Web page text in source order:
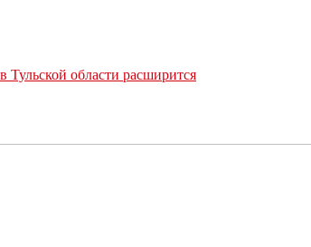
Тульской области расширится